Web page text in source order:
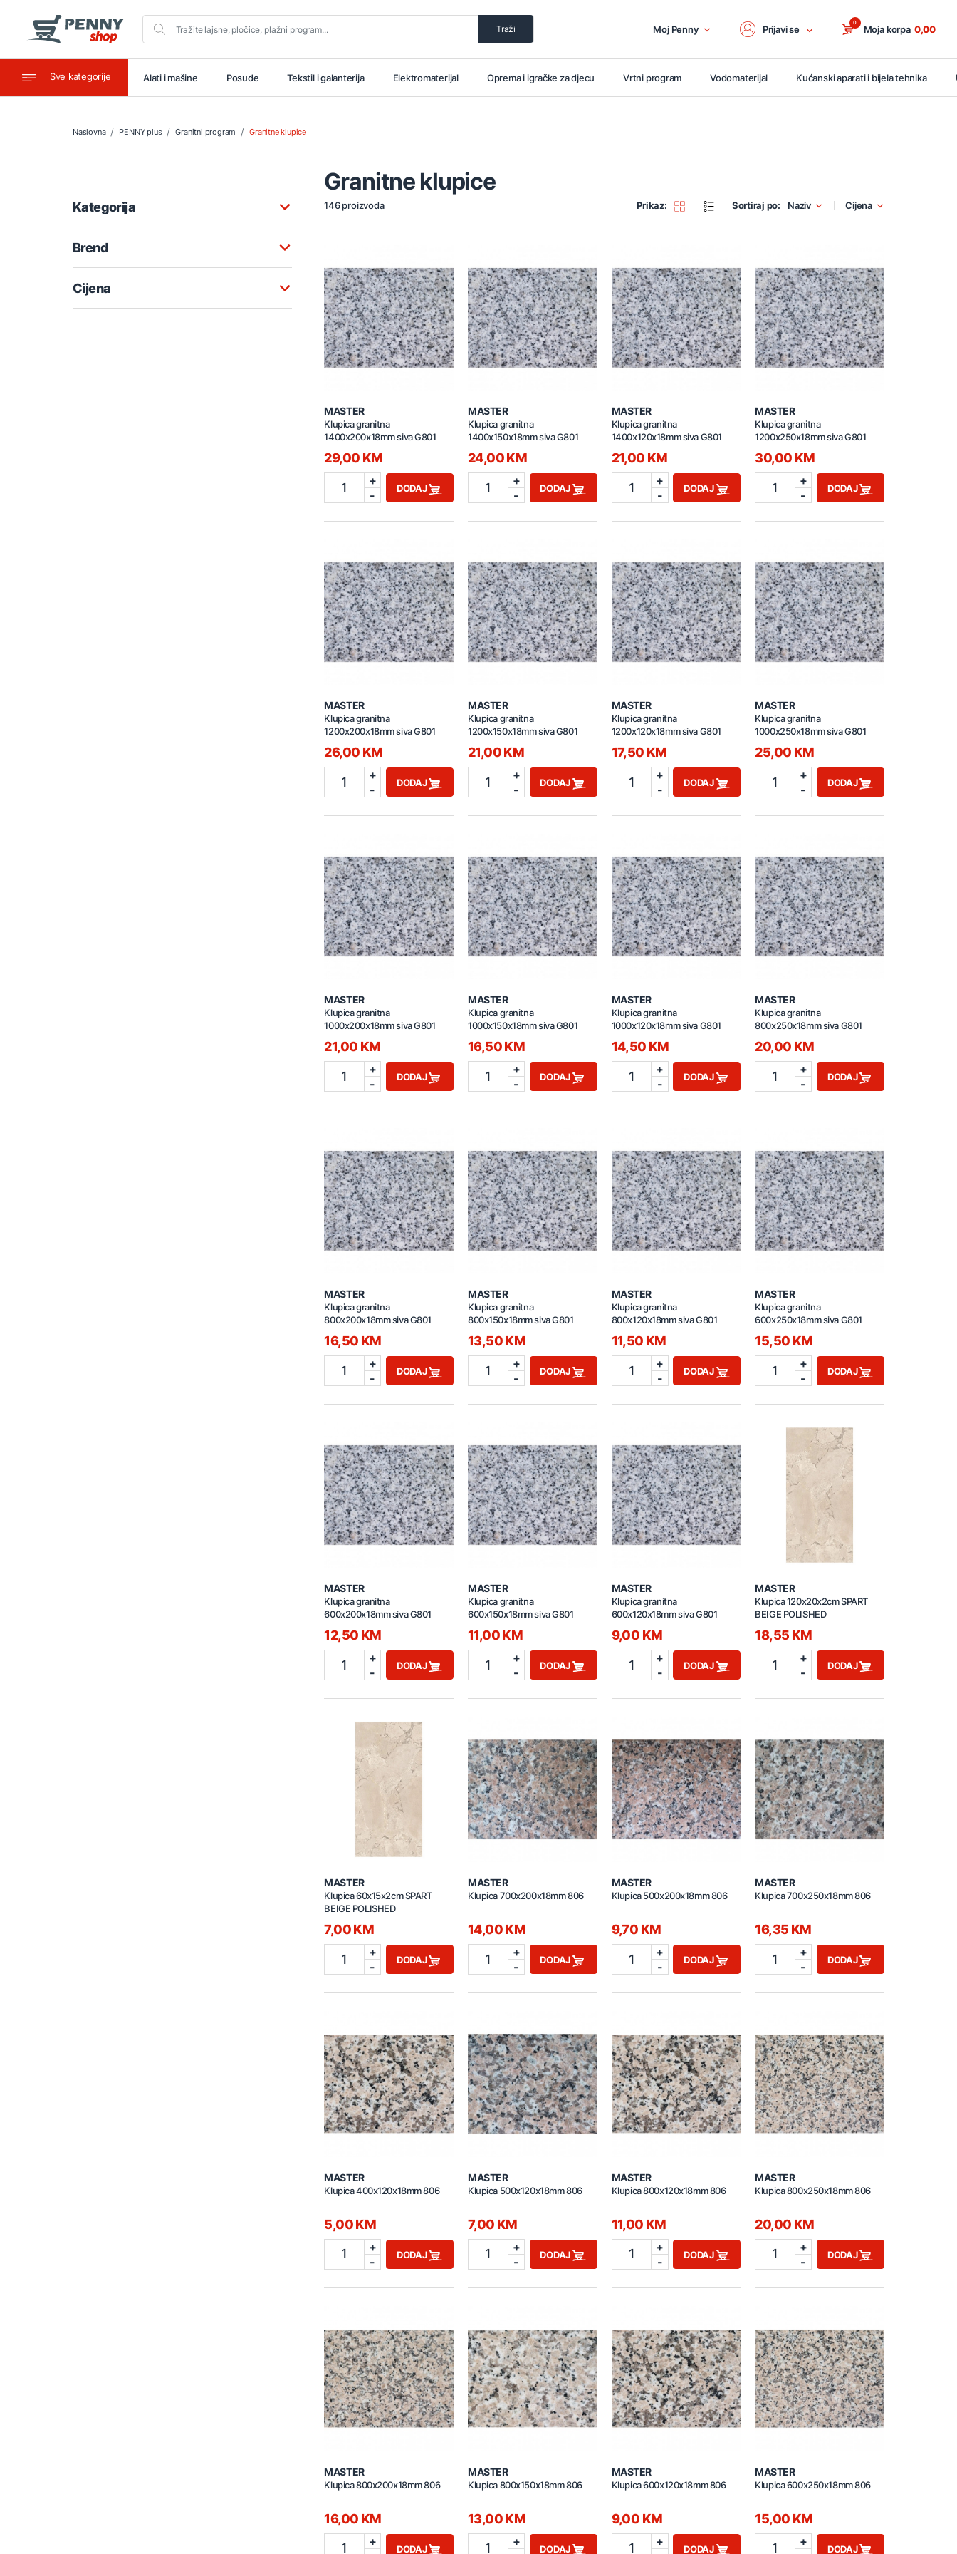
Traži Moj Penny Prijavi se Moja korpa
0
0,00
Sve kategorije
Ugostiteljstvo Alati i mašine Posuđe Tekstil i galanterija Elektromaterijal Oprema i igračke za djecu Vrtni program Vodomaterijal Kućanski aparati i bijela tehnika
Naslovna PENNY plus Granitni program Granitne klupice
Granitne klupice
146 proizvoda Prikaz: Sortiraj po: Naziv Cijena
Kategorija
Brend
Cijena
MASTER
Klupica granitna
1400x200x18mm siva G801
29,00 KM
1
+
-
DODAJ
MASTER
Klupica granitna
1400x150x18mm siva G801
24,00 KM
1
+
-
DODAJ
MASTER
Klupica granitna
1400x120x18mm siva G801
21,00 KM
1
+
-
DODAJ
MASTER
Klupica granitna
1200x250x18mm siva G801
30,00 KM
1
+
-
DODAJ
MASTER
Klupica granitna
1200x200x18mm siva G801
26,00 KM
1
+
-
DODAJ
MASTER
Klupica granitna
1200x150x18mm siva G801
21,00 KM
1
+
-
DODAJ
MASTER
Klupica granitna
1200x120x18mm siva G801
17,50 KM
1
+
-
DODAJ
MASTER
Klupica granitna
1000x250x18mm siva G801
25,00 KM
1
+
-
DODAJ
MASTER
Klupica granitna
1000x200x18mm siva G801
21,00 KM
1
+
-
DODAJ
MASTER
Klupica granitna
1000x150x18mm siva G801
16,50 KM
1
+
-
DODAJ
MASTER
Klupica granitna
1000x120x18mm siva G801
14,50 KM
1
+
-
DODAJ
MASTER
Klupica granitna
800x250x18mm siva G801
20,00 KM
1
+
-
DODAJ
MASTER
Klupica granitna
800x200x18mm siva G801
16,50 KM
1
+
-
DODAJ
MASTER
Klupica granitna
800x150x18mm siva G801
13,50 KM
1
+
-
DODAJ
MASTER
Klupica granitna
800x120x18mm siva G801
11,50 KM
1
+
-
DODAJ
MASTER
Klupica granitna
600x250x18mm siva G801
15,50 KM
1
+
-
DODAJ
MASTER
Klupica granitna
600x200x18mm siva G801
12,50 KM
1
+
-
DODAJ
MASTER
Klupica granitna
600x150x18mm siva G801
11,00 KM
1
+
-
DODAJ
MASTER
Klupica granitna
600x120x18mm siva G801
9,00 KM
1
+
-
DODAJ
MASTER
Klupica 120x20x2cm SPART
BEIGE POLISHED
18,55 KM
1
+
-
DODAJ
MASTER
Klupica 60x15x2cm SPART
BEIGE POLISHED
7,00 KM
1
+
-
DODAJ
MASTER
Klupica 700x200x18mm 806
14,00 KM
1
+
-
DODAJ
MASTER
Klupica 500x200x18mm 806
9,70 KM
1
+
-
DODAJ
MASTER
Klupica 700x250x18mm 806
16,35 KM
1
+
-
DODAJ
MASTER
Klupica 400x120x18mm 806
5,00 KM
1
+
-
DODAJ
MASTER
Klupica 500x120x18mm 806
7,00 KM
1
+
-
DODAJ
MASTER
Klupica 800x120x18mm 806
11,00 KM
1
+
-
DODAJ
MASTER
Klupica 800x250x18mm 806
20,00 KM
1
+
-
DODAJ
MASTER
Klupica 800x200x18mm 806
16,00 KM
1
+
DODAJ
MASTER
Klupica 800x150x18mm 806
13,00 KM
1
+
DODAJ
MASTER
Klupica 600x120x18mm 806
9,00 KM
1
+
DODAJ
MASTER
Klupica 600x250x18mm 806
15,00 KM
1
+
DODAJ